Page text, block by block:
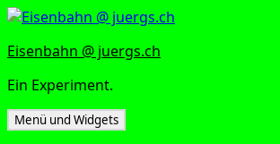
Zum
springen
Eisenbahn @ juergs.ch
Ein Experiment.
Menü und Widgets